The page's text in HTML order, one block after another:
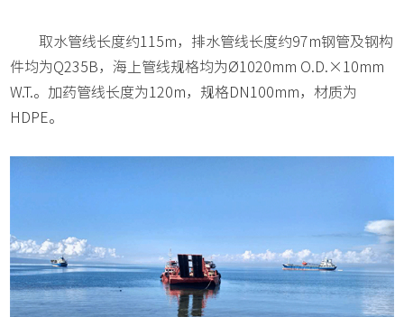
取水管线长度约115m，排水管线长度约97m钢管及钢构
件均为Q235B，海上管线规格均为Ø1020mm O.D.×10mm
W.T.。加药管线长度为120m，规格DN100mm，材质为
HDPE。